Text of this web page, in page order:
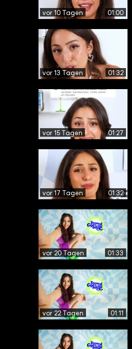
vor 10 Tagen 01:00
vor 13 Tagen 01:32
vor 15 Tagen 01:27
vor 17 Tagen 01:32
vor 20 Tagen 01:33
vor 22 Tagen 01:11